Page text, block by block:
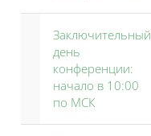
Заключительный
день
конференции:
начало в 10:00
по МСК